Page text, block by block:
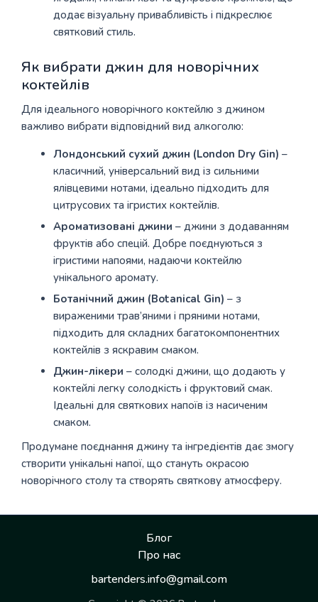
додає візуальну привабливість і підкреслює
святковий стиль.
Як вибрати джин для новорічних
коктейлів
Для ідеального новорічного коктейлю з джином
важливо вибрати відповідний вид алкоголю:
Лондонський сухий джин (London Dry Gin) –
класичний, універсальний вид із сильними
ялівцевими нотами, ідеально підходить для
цитрусових та ігристих коктейлів.
Ароматизовані джини – джини з додаванням
фруктів або спецій. Добре поєднуються з
ігристими напоями, надаючи коктейлю
унікального аромату.
Ботанічний джин (Botanical Gin) – з
вираженими трав’яними і пряними нотами,
підходить для складних багатокомпонентних
коктейлів з яскравим смаком.
Джин-лікери – солодкі джини, що додають у
коктейлі легку солодкість і фруктовий смак.
Ідеальні для святкових напоїв із насиченим
смаком.
Продумане поєднання джину та інгредієнтів дає змогу
створити унікальні напої, що стануть окрасою
новорічного столу та створять святкову атмосферу.
Блог
Про нас
bartenders.info@gmail.com